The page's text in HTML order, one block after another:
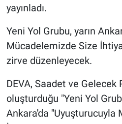
yayınladı.
Yeni Yol Grubu, yarın
Mücadelemizde Size
zirve düzenleyecek.
DEVA, Saadet ve
oluşturduğu "Yeni Yol
Ankara'da "Uyuşturucuyla